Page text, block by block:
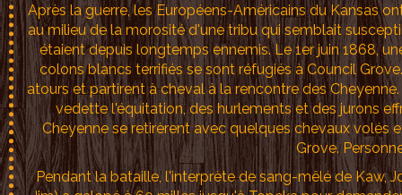
Après la guerre, les Européens-Américains du Kansas
au milieu de la morosité d'une tribu qui semblait
étaient depuis longtemps ennemis. Le 1er juin 1868,
colons blancs terrifiés se sont réfugiés à Council
atours et partirent à cheval à la rencontre des
vedette l'équitation, des hurlements et des jurons
Cheyenne se retirèrent avec quelques chevaux volés
Grove.
Pendant la bataille, l'interprète de sang-mêlé de Kaw,